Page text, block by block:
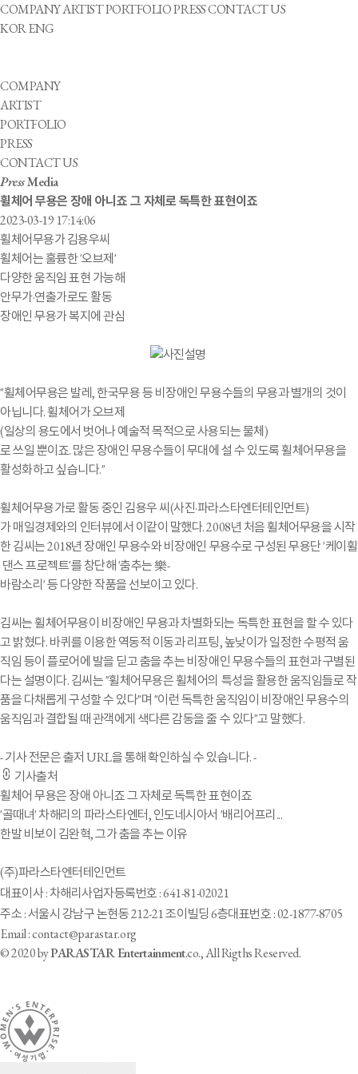
COMPANYARTISTPORTFOLIOPRESSCONTACT US
KORENG
COMPANY
ARTIST
PORTFOLIO
PRESS
CONTACT US
PressMedia
휠체어 무용은 장애 아니죠 그 자체로 독특한 표현이죠
2023-03-19 17:14:06
휠체어무용가 김용우씨
휠체어는 훌륭한 '오브제'
다양한 움직임 표현 가능해
안무가·연출가로도 활동
장애인 무용가 복지에 관심
"휠체어무용은 발레, 한국무용 등 비장애인 무용수들의 무용과 별개의 것이
아닙니다. 휠체어가 오브제
(일상의 용도에서 벗어나 예술적 목적으로 사용되는 물체)
로 쓰일 뿐이죠. 많은 장애인 무용수들이 무대에 설 수 있도록 휠체어무용을
활성화하고 싶습니다."
휠체어무용가로 활동 중인 김용우 씨(사진·파라스타엔터테인먼트)
가 매일경제와의 인터뷰에서 이같이 말했다. 2008년 처음 휠체어무용을 시작
한 김씨는 2018년 장애인 무용수와 비장애인 무용수로 구성된 무용단 '케이휠
댄스 프로젝트'를 창단해 '춤추는 樂-
바람소리' 등 다양한 작품을 선보이고 있다.
김씨는 휠체어무용이 비장애인 무용과 차별화되는 독특한 표현을 할 수 있다
고 밝혔다. 바퀴를 이용한 역동적 이동과 리프팅, 높낮이가 일정한 수평적 움
직임 등이 플로어에 발을 딛고 춤을 추는 비장애인 무용수들의 표현과 구별된
다는 설명이다. 김씨는 "휠체어무용은 휠체어의 특성을 활용한 움직임들로 작
품을 다채롭게 구성할 수 있다"며 "이런 독특한 움직임이 비장애인 무용수의
움직임과 결합될 때 관객에게 색다른 감동을 줄 수 있다"고 말했다.
- 기사 전문은 출저 URL을 통해 확인하실 수 있습니다. -
기사출처
휠체어 무용은 장애 아니죠 그 자체로 독특한 표현이죠
'골때녀' 차해리의 파라스타엔터, 인도네시아서 '배리어프리...
한발 비보이 김완혁, 그가 춤을 추는 이유
(주)파라스타엔터테인먼트
대표이사 : 차해리사업자등록번호 : 641-81-02021
주소 : 서울시 강남구 논현동 212-21 조이빌딩 6층대표번호 : 02-1877-8705
Email : contact@parastar.org
© 2020 byPARASTAR Entertainment.co., All Rigths Reserved.